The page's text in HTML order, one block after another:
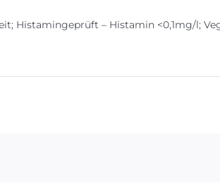
Histamingeprüft – Histamin <0,1mg/l;